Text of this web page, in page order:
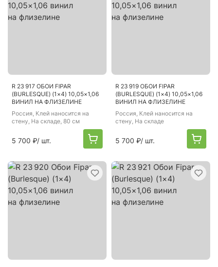
R 23 917 ОБОИ FIPAR
(BURLESQUE) (1×4) 10,05×1,06
ВИНИЛ НА ФЛИЗЕЛИНЕ
Россия, Клей наносится на
стену, На складе, 80 см
5 700 ₽/ шт.
R 23 919 ОБОИ FIPAR
(BURLESQUE) (1×4) 10,05×1,06
ВИНИЛ НА ФЛИЗЕЛИНЕ
Россия, Клей наносится на
стену, На складе
5 700 ₽/ шт.